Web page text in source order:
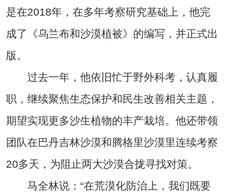
是在2018年，在多年考察研究基础上，他完
成了《乌兰布和沙漠植被》的编写，并正式出
版。
过去一年，他依旧忙于野外科考，认真履
职，继续聚焦生态保护和民生改善相关主题，
期望实现更多沙生植物的丰产栽培。他还带领
团队在巴丹吉林沙漠和腾格里沙漠里连续考察
20多天，为阻止两大沙漠合拢寻找对策。
马全林说：“在荒漠化防治上，我们既要